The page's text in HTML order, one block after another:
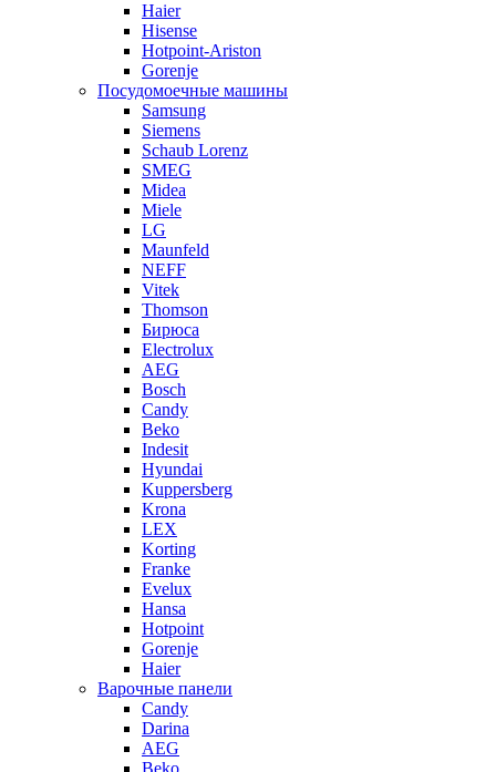
Haier
Hisense
Hotpoint-Ariston
Gorenje
Посудомоечные машины
Samsung
Siemens
Schaub Lorenz
SMEG
Midea
Miele
LG
Maunfeld
NEFF
Vitek
Thomson
Бирюса
Electrolux
AEG
Bosch
Candy
Beko
Indesit
Hyundai
Kuppersberg
Krona
LEX
Korting
Franke
Evelux
Hansa
Hotpoint
Gorenje
Haier
Варочные панели
Candy
Darina
AEG